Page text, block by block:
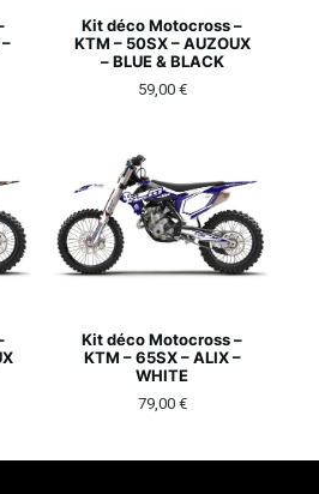
Kit déco Motocross –
KTM – 50SX – AUZOUX
– BLUE & BLACK
59,00 €
Kit déco Motocross –
KTM – 65SX – ALIX –
WHITE
79,00 €